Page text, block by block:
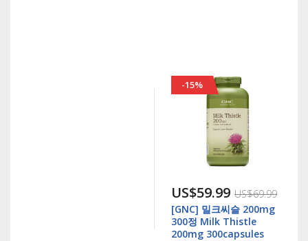
-15%
US$59.99 US$69.99
[GNC] 밀크씨슬 200mg
300정 Milk Thistle
200mg 300capsules